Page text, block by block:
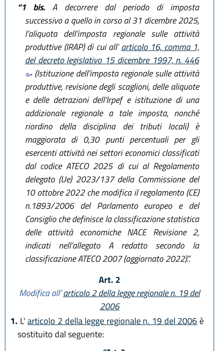
“1 bis.A decorrere dal periodo di imposta
successivo a quello in corso al 31 dicembre 2025,
l’aliquota dell’imposta regionale sulle attività
produttive (IRAP) di cui all’articolo 16, comma 1,
del decreto legislativo 15 dicembre 1997, n. 446
(Istituzione dell’imposta regionale sulle attività
produttive, revisione degli scaglioni, delle aliquote
e delle detrazioni dell’Irpef e istituzione di una
addizionale regionale a tale imposta, nonché
riordino della disciplina dei tributi locali) è
maggiorata di 0,30 punti percentuali per gli
esercenti attività nei settori economici classificati
dal codice ATECO 2025 di cui al Regolamento
delegato (Ue) 2023/137 della Commissione del
10 ottobre 2022 che modifica il regolamento (CE)
n.1893/2006 del Parlamento europeo e del
Consiglio che definisce la classificazione statistica
delle attività economiche NACE Revisione 2,
indicati nell’allegato A redatto secondo la
classificazione ATECO 2007 (aggiornato 2022).”.
Art. 2
Modifica all’articolo 2 della legge regionale n. 19 del
2006
1. L'articolo 2 della legge regionale n. 19 del 2006 è
sostituito dal seguente: